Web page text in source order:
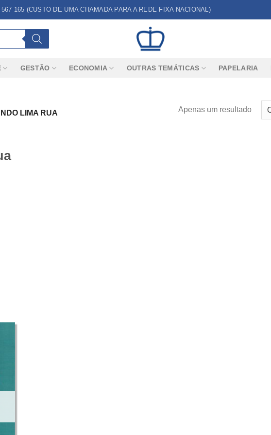
165 (CUSTO DE UMA CHAMADA PARA A REDE FIXA NACIONAL)
GESTÃO ECONOMIA OUTRAS TEMÁTICAS PAPELARIA
LIMA RUA
Apenas um resultado